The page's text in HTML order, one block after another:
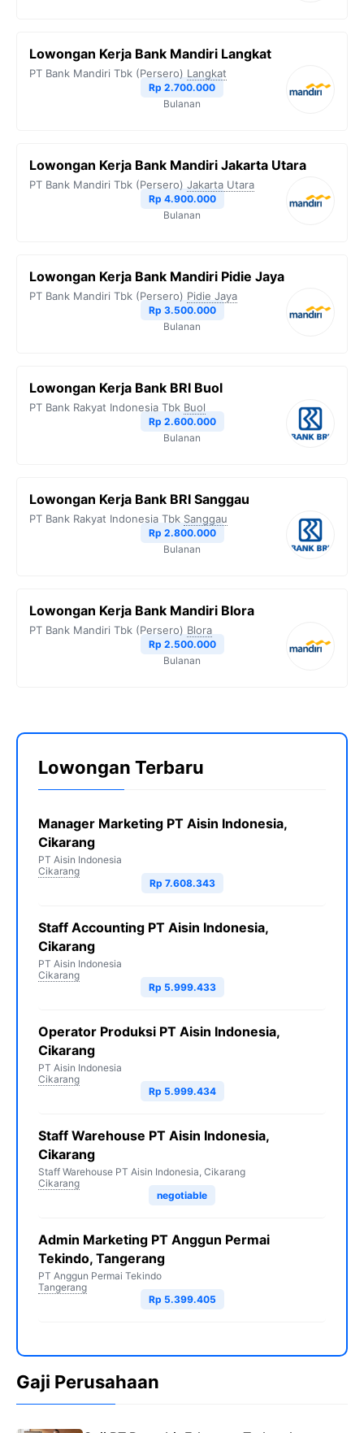
Lowongan Kerja Bank Mandiri Langkat
PT Bank Mandiri Tbk (Persero) Langkat
Rp 2.700.000
Bulanan
Lowongan Kerja Bank Mandiri Jakarta Utara
PT Bank Mandiri Tbk (Persero) Jakarta Utara
Rp 4.900.000
Bulanan
Lowongan Kerja Bank Mandiri Pidie Jaya
PT Bank Mandiri Tbk (Persero) Pidie Jaya
Rp 3.500.000
Bulanan
Lowongan Kerja Bank BRI Buol
PT Bank Rakyat Indonesia Tbk Buol
Rp 2.600.000
Bulanan
Lowongan Kerja Bank BRI Sanggau
PT Bank Rakyat Indonesia Tbk Sanggau
Rp 2.800.000
Bulanan
Lowongan Kerja Bank Mandiri Blora
PT Bank Mandiri Tbk (Persero) Blora
Rp 2.500.000
Bulanan
Lowongan Terbaru
Manager Marketing PT Aisin Indonesia,
Cikarang
PT Aisin Indonesia
Cikarang
Rp 7.608.343
Staff Accounting PT Aisin Indonesia,
Cikarang
PT Aisin Indonesia
Cikarang
Rp 5.999.433
Operator Produksi PT Aisin Indonesia,
Cikarang
PT Aisin Indonesia
Cikarang
Rp 5.999.434
Staff Warehouse PT Aisin Indonesia,
Cikarang
Staff Warehouse PT Aisin Indonesia, Cikarang
Cikarang
negotiable
Admin Marketing PT Anggun Permai
Tekindo, Tangerang
PT Anggun Permai Tekindo
Tangerang
Rp 5.399.405
Gaji Perusahaan